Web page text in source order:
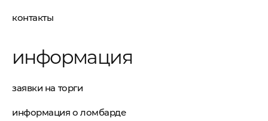
контакты
информация
заявки на торги
информация о ломбарде